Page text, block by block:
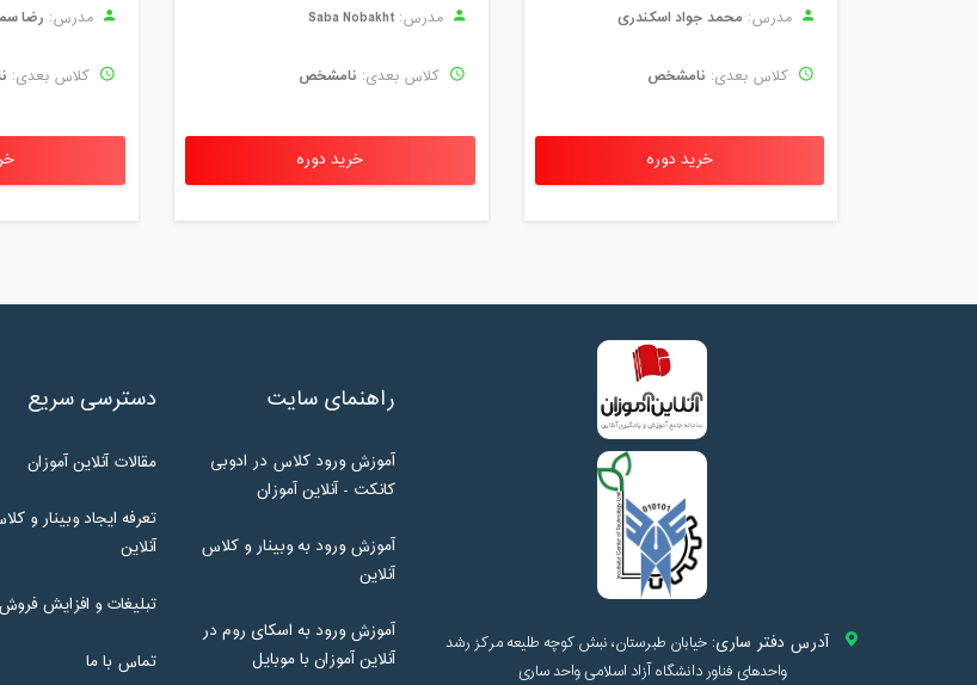
مدرس: محمد جواد اسکندری
کلاس بعدی: نامشخص
خرید دوره
مدرس: Saba Nobakht
کلاس بعدی: نامشخص
خرید دوره
مدرس: رضا
کلاس بعدی:
آدرس دفتر ساری: خیابان طبرستان، نبش کوچه طلیعه مرکز رشد
واحدهای فناور دانشگاه آزاد اسلامی واحد ساری
راهنمای سایت
آموزش ورود کلاس در ادوبی
کانکت - آنلاین آموزان
آموزش ورود به وبینار و کلاس
آنلاین
آموزش ورود به اسکای روم در
آنلاین آموزان با موبایل
دسترسی سریع
مقالات آنلاین آموزان
تعرفه ایجاد وبینار و
آنلاین
تبلیغات و افزایش
تماس با ما